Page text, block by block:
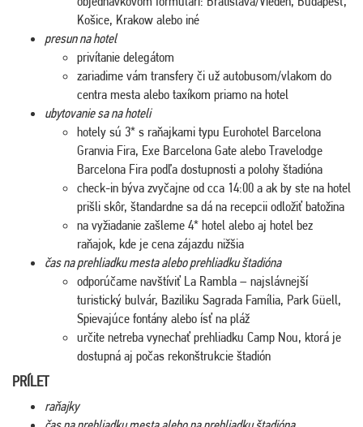
Košice, Krakow alebo iné
presun na hotel
privítanie delegátom
zariadime vám transfery či už autobusom/vlakom do
centra mesta alebo taxíkom priamo na hotel
ubytovanie sa na hoteli
hotely sú 3* s raňajkami typu Eurohotel Barcelona
Granvia Fira, Exe Barcelona Gate alebo Travelodge
Barcelona Fira podľa dostupnosti a polohy štadióna
check-in býva zvyčajne od cca 14:00 a ak by ste na hotel
prišli skôr, štandardne sa dá na recepcii odložiť batožina
na vyžiadanie zašleme 4* hotel alebo aj hotel bez
raňajok, kde je cena zájazdu nižšia
čas na prehliadku mesta alebo prehliadku štadióna
odporúčame navštíviť La Rambla – najslávnejší
turistický bulvár, Baziliku Sagrada Família, Park Güell,
Spievajúce fontány alebo ísť na pláž
určite netreba vynechať prehliadku Camp Nou, ktorá je
dostupná aj počas rekonštrukcie štadión
PRÍLET
raňajky